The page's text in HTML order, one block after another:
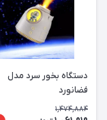
دستگاه بخور سرد مدل
فضانورد
1,474,884